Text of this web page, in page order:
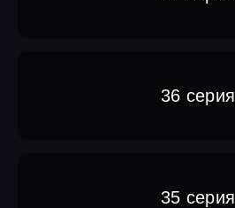
36 серия
35 серия